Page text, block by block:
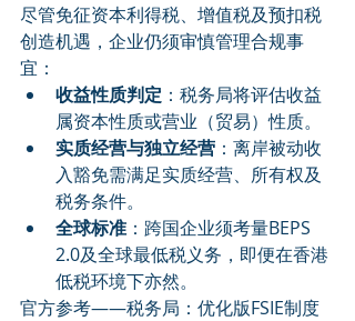
尽管免征资本利得税、增值税及预扣税
创造机遇，企业仍须审慎管理合规事
宜：
收益性质判定 ：税务局将评估收益
属资本性质或营业（贸易）性质。
实质经营与独立经营 ：离岸被动收
入豁免需满足实质经营、所有权及
税务条件。
全球标准 ：跨国企业须考量BEPS
2.0及全球最低税义务，即便在香港
低税环境下亦然。
官方参考——税务局：优化版FSIE制度